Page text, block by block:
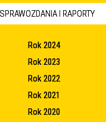
SPRAWOZDANIA I RAPORTY
Rok 2024
Rok 2023
Rok 2022
Rok 2021
Rok 2020